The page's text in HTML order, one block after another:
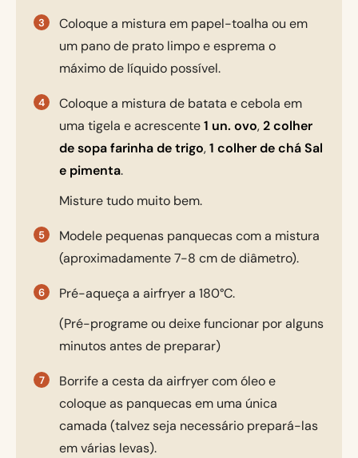
Coloque a mistura em papel-toalha ou em
um pano de prato limpo e esprema o
máximo de líquido possível.
Coloque a mistura de batata e cebola em
uma tigela e acrescente1 un. ovo,2 colher
de sopa farinha de trigo,1 colher de chá Sal
e pimenta.
Misture tudo muito bem.
Modele pequenas panquecas com a mistura
(aproximadamente 7-8 cm de diâmetro).
Pré-aqueça a airfryer a 180°C.
(Pré-programe ou deixe funcionar por alguns
minutos antes de preparar)
Borrife a cesta da airfryer com óleo e
coloque as panquecas em uma única
camada (talvez seja necessário prepará-las
em várias levas).